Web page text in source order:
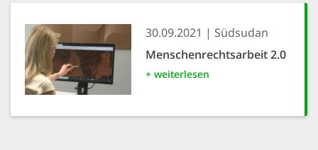
30.09.2021
Südsudan
Menschenrechtsarbeit 2.0
+ weiterlesen